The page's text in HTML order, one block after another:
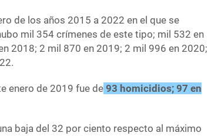
de los años 2015 a 2022 en el que se
mil 354 crímenes de este tipo; mil 532 en
2018; 2 mil 870 en 2019; 2 mil 996 en 2020;
enero de 2019 fue de93 homicidios; 97 en
baja del 32 por ciento respecto al máximo